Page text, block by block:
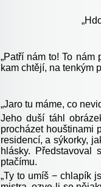
„Patří nám to! To
kam chtějí, na tenkým
„Jaro tu máme, co
Jeho duší táhl
procházet houštinami
residencí, a sýkorky,
hlásky.
ptačímu.
„Ty to umíš − chlapík